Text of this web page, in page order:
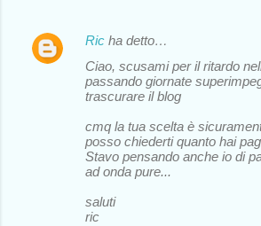
Ric ha detto…
Ciao, scusami per il ritardo
passando giornate
trascurare il blog
cmq la tua scelta è
posso chiederti quanto hai
Stavo pensando anche io di
ad onda pure...
saluti
ric